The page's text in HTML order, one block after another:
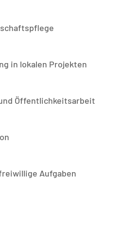
in lokalen Projekten
Öffentlichkeitsarbeit
Aufgaben